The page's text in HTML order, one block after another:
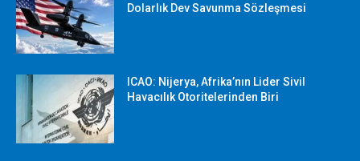
Dolarlık Dev Savunma Sözleşmesi
ICAO: Nijerya, Afrika’nın Lider Sivil
Havacılık Otoritelerinden Biri